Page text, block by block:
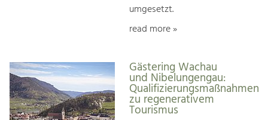
umgesetzt.
read more »
Gästering Wachau
und Nibelungengau:
Qualifizierungsmaßnahmen
zu regenerativem
Tourismus